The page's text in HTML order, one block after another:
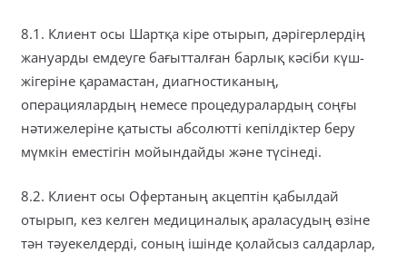
8.1. Клиент осы Шартқа кіре отырып, дәрігерлердің
жануарды емдеуге бағытталған барлық кәсіби күш-
жігеріне қарамастан, диагностиканың,
операциялардың немесе процедуралардың соңғы
нәтижелеріне қатысты абсолютті кепілдіктер беру
мүмкін еместігін мойындайды және түсінеді.
8.2. Клиент осы Офертаның акцептін қабылдай
отырып, кез келген медициналық араласудың өзіне
тән тәуекелдерді, соның ішінде қолайсыз салдарлар,